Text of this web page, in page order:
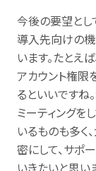
今後の要望とし
導入先向けの機
います。たとえ
アカウント権限
るといいですね
ミーティングを
いるものも多く
密にして、サポ
いきたいと思い